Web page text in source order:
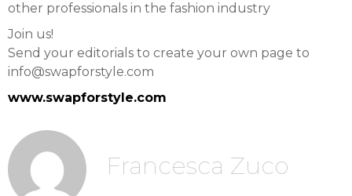
other professionals in the fashion industry
Join us!
Send your editorials to create your own page to
info@swapforstyle.com
www.swapforstyle.com
Francesca Zuco